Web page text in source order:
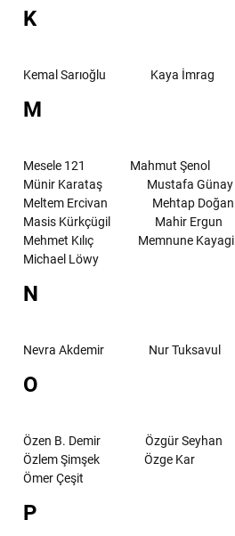
K
Kemal Sarıoğlu Kaya İmrag
M
Mesele 121
Mahmut Şenol
Münir Karataş
Mustafa Günay
Meltem Ercivan
Mehtap Doğan
Masis Kürkçügil
Mahir Ergun
Mehmet Kılıç
Memnune Kayagil
Michael Löwy
N
Nevra Akdemir Nur Tuksavul
O
Özen B. Demir
Özgür Seyhan
Özlem Şimşek
Özge Kar
Ömer Çeşit
P